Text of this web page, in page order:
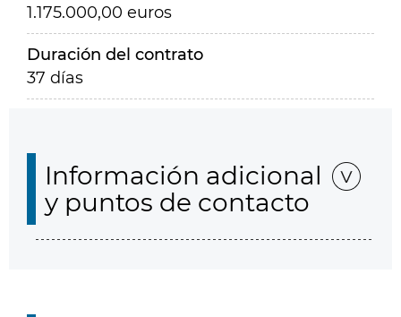
1.175.000,00 euros
Duración del contrato
37 días
Información adicional
y puntos de contacto